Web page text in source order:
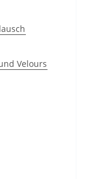
Velours